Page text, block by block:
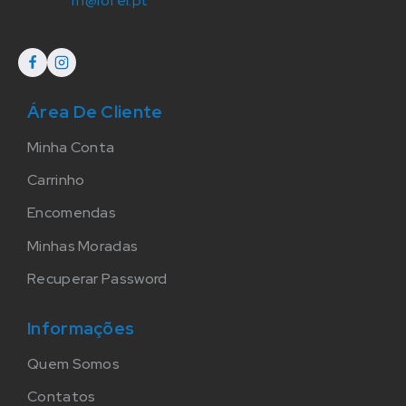
Área De Cliente
Minha Conta
Carrinho
Encomendas
Minhas Moradas
Recuperar Password
Informações
Quem Somos
Contatos